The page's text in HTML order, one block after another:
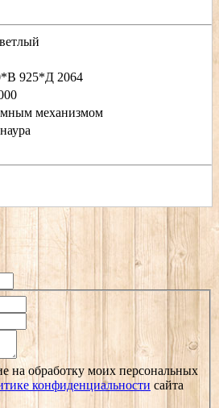
925*Д 2064
механизмом
на обработку моих персональных
конфиденциальности сайта